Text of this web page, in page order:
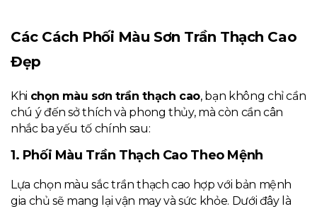
Các Cách Phối Màu Sơn Trần Thạch Cao
Đẹp
Khi chọn màu sơn trần thạch cao, bạn không chỉ cần
chú ý đến sở thích và phong thủy, mà còn cần cân
nhắc ba yếu tố chính sau:
1. Phối Màu Trần Thạch Cao Theo Mệnh
Lựa chọn màu sắc trần thạch cao hợp với bản mệnh
gia chủ sẽ mang lại vận may và sức khỏe. Dưới đây là